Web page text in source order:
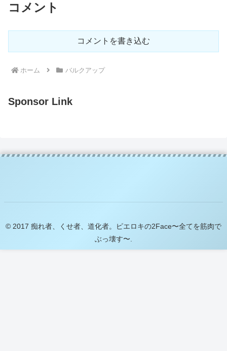
コメント
コメントを書き込む
ホーム バルクアップ
Sponsor Link
© 2017 痴れ者、くせ者、道化者。ピエロキの2Face〜全てを筋肉で
ぶっ壊す〜.